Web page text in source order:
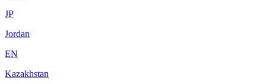
JP
Jordan
EN
Kazakhstan